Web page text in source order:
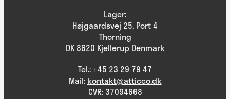
Lager:
Højgaardsvej 25, Port 4
Thorning
DK 8620 Kjellerup Denmark
Tel.: +45 23 29 79 47
Mail: kontakt@atticco.dk
CVR: 37094668